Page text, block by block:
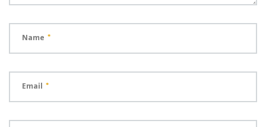
Name *
Email *